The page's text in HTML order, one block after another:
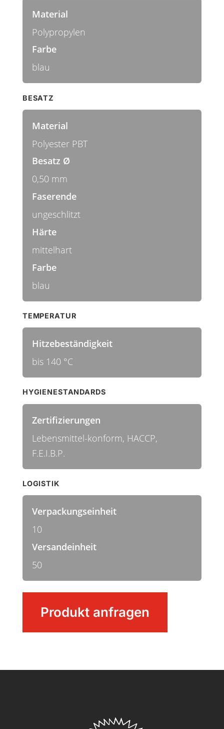
MengeProdukt anfragen
Material
Polypropylen
Farbe
blau
BESATZ
Material
Polyester PBT
Besatz Ø
0,50 mm
Faserende
ungeschlitzt
Härte
mittelhart
Farbe
blau
TEMPERATUR
Hitzebeständigkeit
bis 140 °C
HYGIENESTANDARDS
Zertifizierungen
Lebensmittel-konform, HACCP,
F.E.I.B.P.
LOGISTIK
Verpackungseinheit
10
Versandeinheit
50